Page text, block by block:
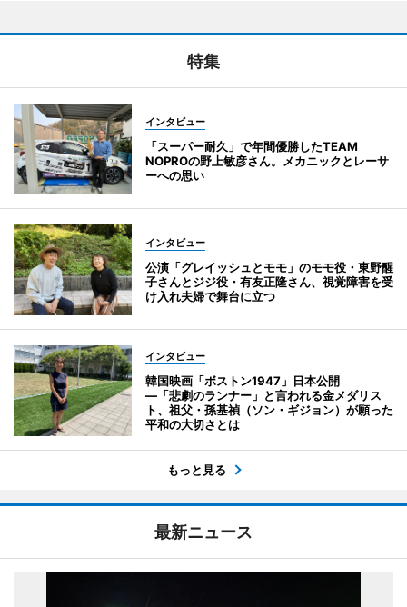
特集
インタビュー
「スーパー耐久」で年間優勝したTEAM
NOPROの野上敏彦さん。メカニックとレーサ
ーへの思い
インタビュー
公演「グレイッシュとモモ」のモモ役・東野醒
子さんとジジ役・有友正隆さん、視覚障害を受
け入れ夫婦で舞台に立つ
インタビュー
韓国映画「ボストン1947」日本公開
―「悲劇のランナー」と言われる金メダリス
ト、祖父・孫基禎（ソン・ギジョン）が願った
平和の大切さとは
もっと見る
最新ニュース